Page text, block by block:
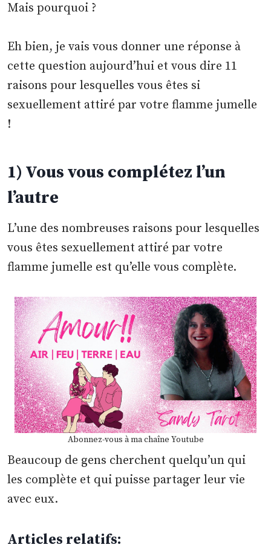
Mais pourquoi ?
Eh bien, je vais vous donner une réponse à
cette question aujourd’hui et vous dire 11
raisons pour lesquelles vous êtes si
sexuellement attiré par votre flamme jumelle
!
1) Vous vous complétez l’un
l’autre
L’une des nombreuses raisons pour lesquelles
vous êtes sexuellement attiré par votre
flamme jumelle est qu’elle vous complète.
Abonnez-vous à ma chaîne Youtube
Beaucoup de gens cherchent quelqu’un qui
les complète et qui puisse partager leur vie
avec eux.
Articles relatifs: